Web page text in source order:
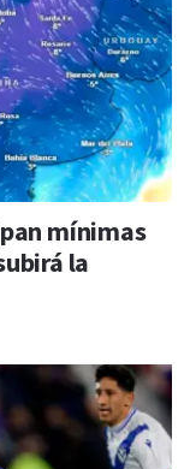
mínimas
la